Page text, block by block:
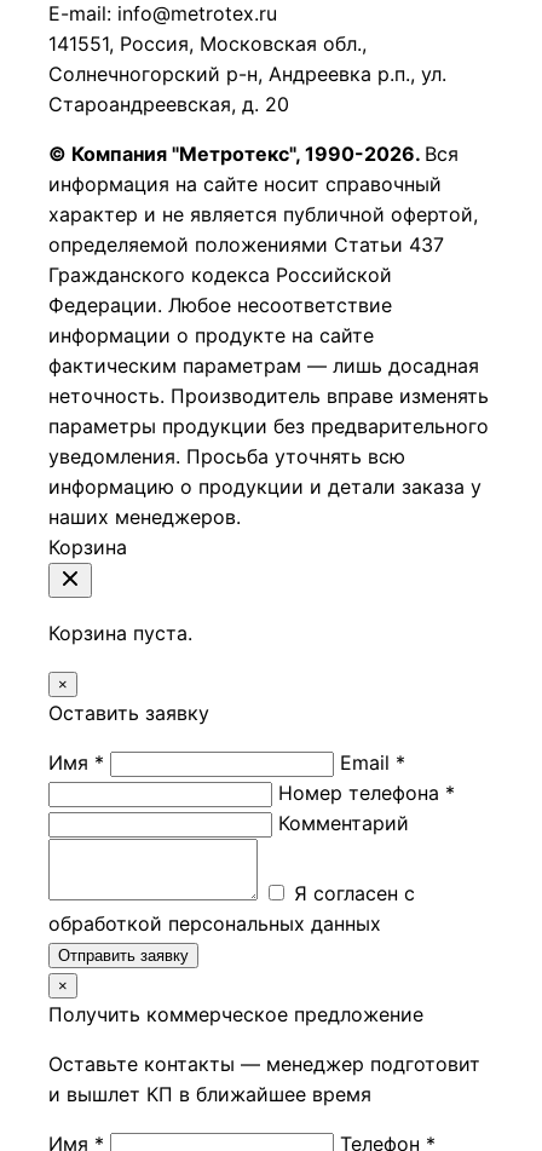
E-mail: info@metrotex.ru
141551, Россия, Московская обл.,
Солнечногорский р-н, Андреевка р.п., ул.
Староандреевская, д. 20
© Компания "Метротекс", 1990-2026. Вся
информация на сайте носит справочный
характер и не является публичной офертой,
определяемой положениями Статьи 437
Гражданского кодекса Российской
Федерации. Любое несоответствие
информации о продукте на сайте
фактическим параметрам — лишь досадная
неточность. Производитель вправе изменять
параметры продукции без предварительного
уведомления. Просьба уточнять всю
информацию о продукции и детали заказа у
наших менеджеров.
Корзина
Корзина пуста.
×
Оставить заявку
Имя *
Email *
Номер телефона *
Комментарий
Я согласен с
обработкой персональных данных
Отправить заявку
×
Получить коммерческое предложение
Оставьте контакты — менеджер подготовит
и вышлет КП в ближайшее время
Имя *
Телефон *